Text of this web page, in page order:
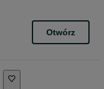
Otwórz